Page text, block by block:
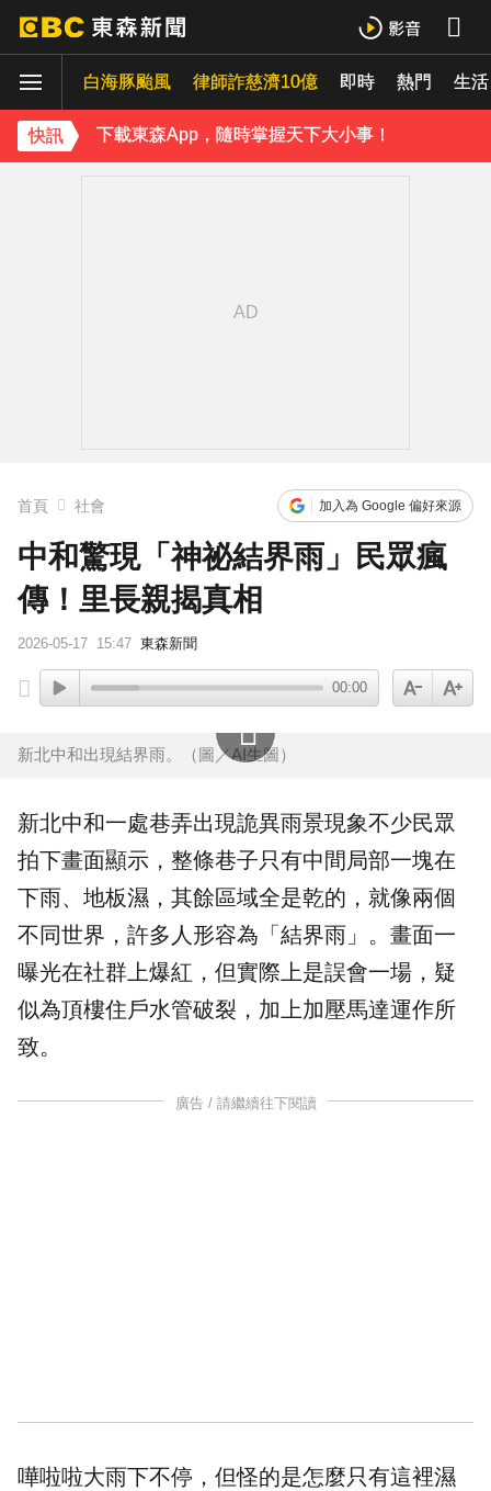
白海豚颱風 律師詐慈濟10億 即時 熱門 生活
快訊
《理財達人秀》X 安聯投信免費講座報名中！搶先卡位 2027
下載東森App，隨時掌握天下大小事！
《理財達人秀》X 安聯投信免費講座報名中！搶先卡位 2027
首頁 社會 加入為 Google 偏好來源
中和驚現「神祕結界雨」民眾瘋
傳！里長親揭真相
2026-05-17 15:47 東森新聞
00:00
新北中和出現結界雨。（圖／AI生圖）
新北中和一處巷弄出現詭異雨景現象不少民眾
拍下畫面顯示，整條巷子只有中間局部一塊在
下雨、地板濕，其餘區域全是乾的，就像兩個
不同世界，許多人形容為「 結界雨 」。畫面一
曝光在社群上爆紅，但實際上是誤會一場，疑
似為頂樓住戶水管破裂，加上加壓馬達運作所
致。
廣告 / 請繼續往下閱讀
嘩啦啦大雨下不停，但怪的是怎麼只有這裡濕